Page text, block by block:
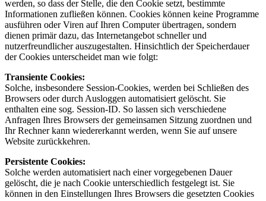
werden, so dass der Stelle, die den Cookie setzt, bestimmte
Informationen zufließen können. Cookies können keine Programme
ausführen oder Viren auf Ihren Computer übertragen, sondern
dienen primär dazu, das Internetangebot schneller und
nutzerfreundlicher auszugestalten. Hinsichtlich der Speicherdauer
der Cookies unterscheidet man wie folgt:
Transiente Cookies:
Solche, insbesondere Session-Cookies, werden bei Schließen des
Browsers oder durch Ausloggen automatisiert gelöscht. Sie
enthalten eine sog. Session-ID. So lassen sich verschiedene
Anfragen Ihres Browsers der gemeinsamen Sitzung zuordnen und
Ihr Rechner kann wiedererkannt werden, wenn Sie auf unsere
Website zurückkehren.
Persistente Cookies:
Solche werden automatisiert nach einer vorgegebenen Dauer
gelöscht, die je nach Cookie unterschiedlich festgelegt ist. Sie
können in den Einstellungen Ihres Browsers die gesetzten Cookies